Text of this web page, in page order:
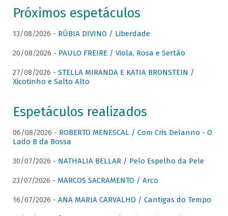
Próximos espetáculos
13/08/2026 - RÚBIA DIVINO / Liberdade
20/08/2026 - PAULO FREIRE / Viola, Rosa e Sertão
27/08/2026 - STELLA MIRANDA E KATIA BRONSTEIN /
Xicotinho e Salto Alto
Espetáculos realizados
06/08/2026 - ROBERTO MENESCAL / Com Cris Delanno - O
Lado B da Bossa
30/07/2026 - NATHALIA BELLAR / Pelo Espelho da Pele
23/07/2026 - MARCOS SACRAMENTO / Arco
16/07/2026 - ANA MARIA CARVALHO / Cantigas do Tempo